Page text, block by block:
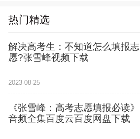
热门精选
解决高考生：不知道怎么填报志
愿?张雪峰视频下载
2023-08-25
《张雪峰：高考志愿填报必读》
音频全集百度云百度网盘下载